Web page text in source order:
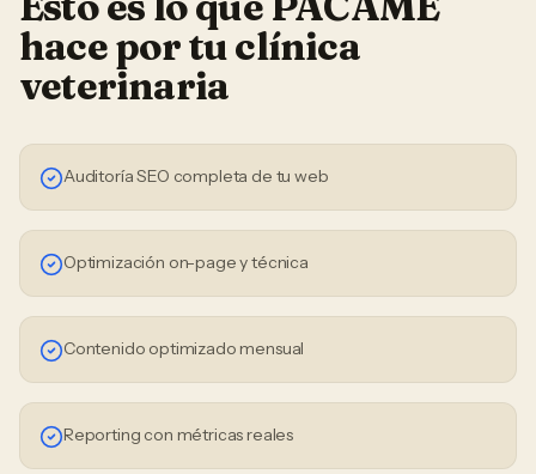
hace por tuclínica
veterinaria
Auditoría SEO completa de tu web
Optimización on-page y técnica
Contenido optimizado mensual
Reporting con métricas reales